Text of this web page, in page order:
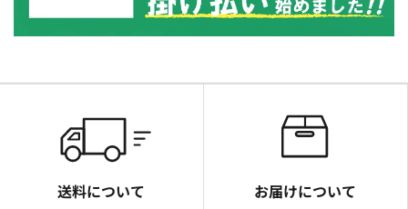
送料について お届けについて